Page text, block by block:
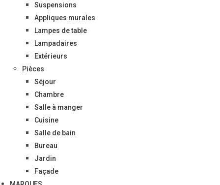
Suspensions
Appliques murales
Lampes de table
Lampadaires
Extérieurs
Pièces
Séjour
Chambre
Salle à manger
Cuisine
Salle de bain
Bureau
Jardin
Façade